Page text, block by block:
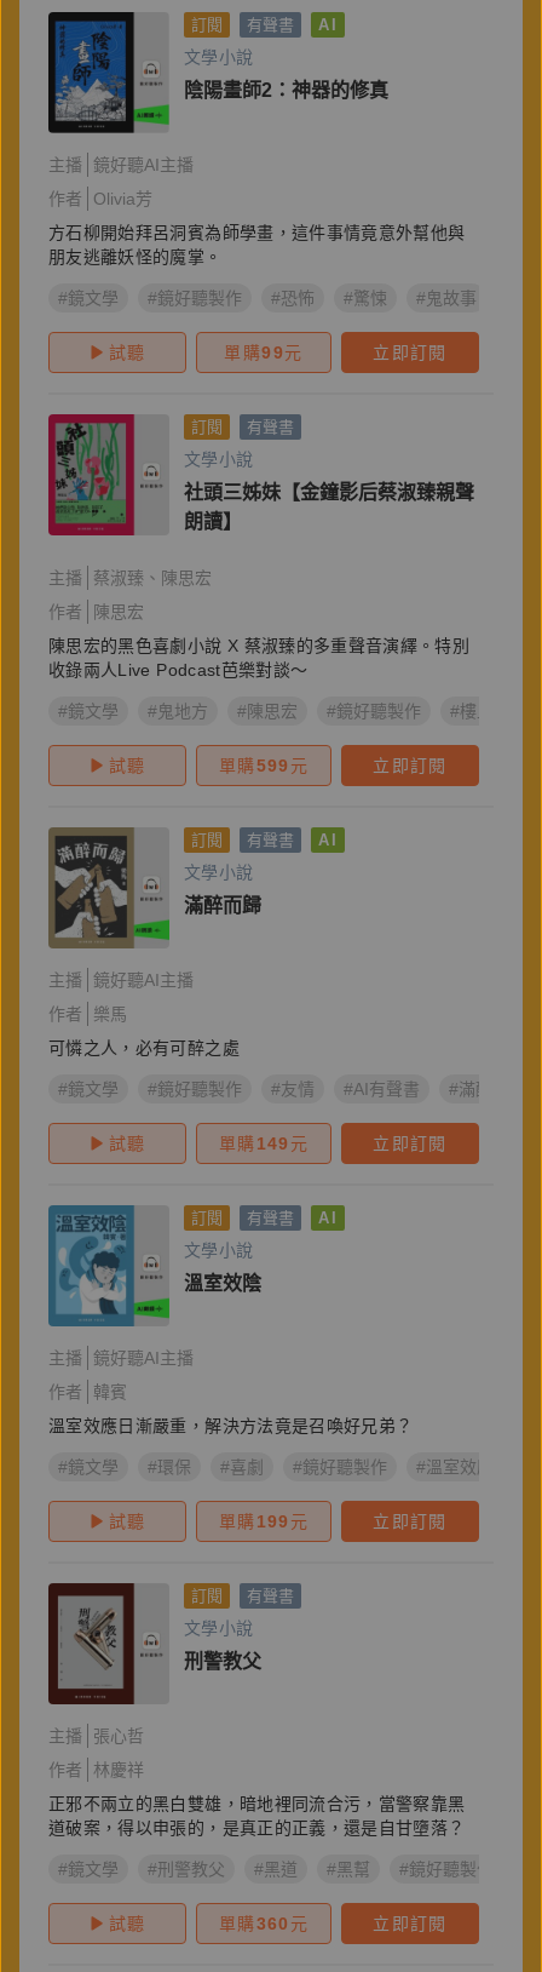
訂閱 有聲書 AI
文學小說
陰陽畫師2：神器的修真
主播
鏡好聽AI主播
作者
Olivia芳
方石柳開始拜呂洞賓為師學畫，這件事情竟意外幫他與
朋友逃離妖怪的魔掌。
#鏡文學 #鏡好聽製作 #恐怖 #驚悚 #鬼故事
試聽 單購99元 立即訂閱
訂閱 有聲書
文學小說
社頭三姊妹【金鐘影后蔡淑臻親聲
朗讀】
主播 蔡淑臻
陳思宏
作者
陳思宏
陳思宏的黑色喜劇小說 X 蔡淑臻的多重聲音演繹。特別
收錄兩人Live Podcast芭樂對談～
#鏡文學 #鬼地方 #陳思宏 #鏡好聽製作 #樓上的好
試聽 單購599 元 立即訂閱
訂閱 有聲書 AI
文學小說
滿醉而歸
主播
鏡好聽AI主播
作者
樂馬
可憐之人，必有可醉之處
#鏡文學 #鏡好聽製作 #友情 #AI有聲書 #滿醉而歸
試聽 單購149 元 立即訂閱
訂閱 有聲書 AI
文學小說
溫室效陰
主播
鏡好聽AI主播
作者
韓賓
溫室效應日漸嚴重，解決方法竟是召喚好兄弟？
#鏡文學 #環保 #喜劇 #鏡好聽製作 #溫室效應
試聽 單購199 元 立即訂閱
訂閱 有聲書
文學小說
刑警教父
主播
張心哲
作者
林慶祥
正邪不兩立的黑白雙雄，暗地裡同流合污，當警察靠黑
道破案，得以申張的，是真正的正義，還是自甘墮落？
#鏡文學 #刑警教父 #黑道 #黑幫 #鏡好聽製作
試聽 單購360 元 立即訂閱